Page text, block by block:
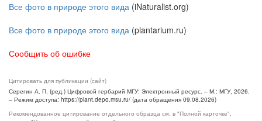
Все фото в природе этого вида (iNaturalist.org)
Все фото в природе этого вида (plantarium.ru)
Сообщить об ошибке
Цитировать для публикации (сайт)
Серегин А. П. (ред.) Цифровой гербарий МГУ: Электронный ресурс. – М.: МГУ, 2026.
– Режим доступа: https://plant.depo.msu.ru/ (дата обращения 09.08.2026)
Рекомендованное цитирование отдельного образца см. в "Полной карточке",